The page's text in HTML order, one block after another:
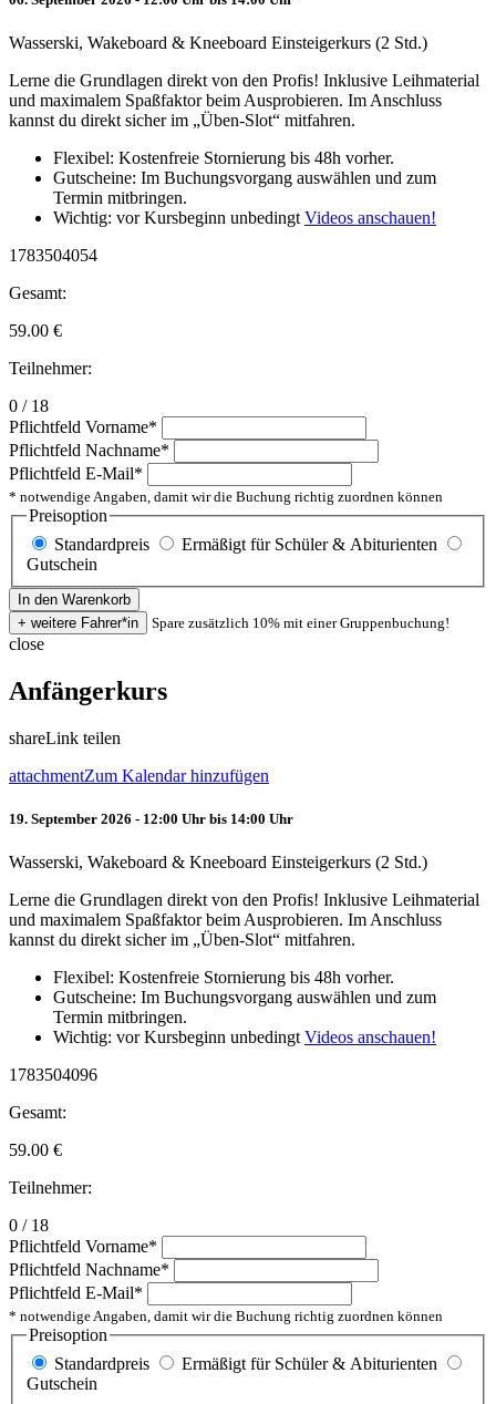
Wasserski, Wakeboard & Kneeboard Einsteigerkurs (2 Std.)
Lerne die Grundlagen direkt von den Profis! Inklusive Leihmaterial
und maximalem Spaßfaktor beim Ausprobieren. Im Anschluss
kannst du direkt sicher im „Üben-Slot“ mitfahren.
Flexibel: Kostenfreie Stornierung bis 48h vorher.
Gutscheine: Im Buchungsvorgang auswählen und zum
Termin mitbringen.
Wichtig: vor Kursbeginn unbedingt Videos anschauen!
1783504054
Gesamt:
59.00 €
Teilnehmer:
0 / 18
Pflichtfeld Vorname*
Pflichtfeld Nachname*
Pflichtfeld E-Mail*
* notwendige Angaben, damit wir die Buchung richtig zuordnen können
Preisoption
Standardpreis
Ermäßigt für Schüler & Abiturienten
Gutschein
Spare zusätzlich 10% mit einer Gruppenbuchung!
close
Anfängerkurs
shareLink teilen
attachmentZum Kalendar hinzufügen
19. September 2026 - 12:00 Uhr bis 14:00 Uhr
Wasserski, Wakeboard & Kneeboard Einsteigerkurs (2 Std.)
Lerne die Grundlagen direkt von den Profis! Inklusive Leihmaterial
und maximalem Spaßfaktor beim Ausprobieren. Im Anschluss
kannst du direkt sicher im „Üben-Slot“ mitfahren.
Flexibel: Kostenfreie Stornierung bis 48h vorher.
Gutscheine: Im Buchungsvorgang auswählen und zum
Termin mitbringen.
Wichtig: vor Kursbeginn unbedingt Videos anschauen!
1783504096
Gesamt:
59.00 €
Teilnehmer:
0 / 18
Pflichtfeld Vorname*
Pflichtfeld Nachname*
Pflichtfeld E-Mail*
* notwendige Angaben, damit wir die Buchung richtig zuordnen können
Preisoption
Standardpreis
Ermäßigt für Schüler & Abiturienten
Gutschein